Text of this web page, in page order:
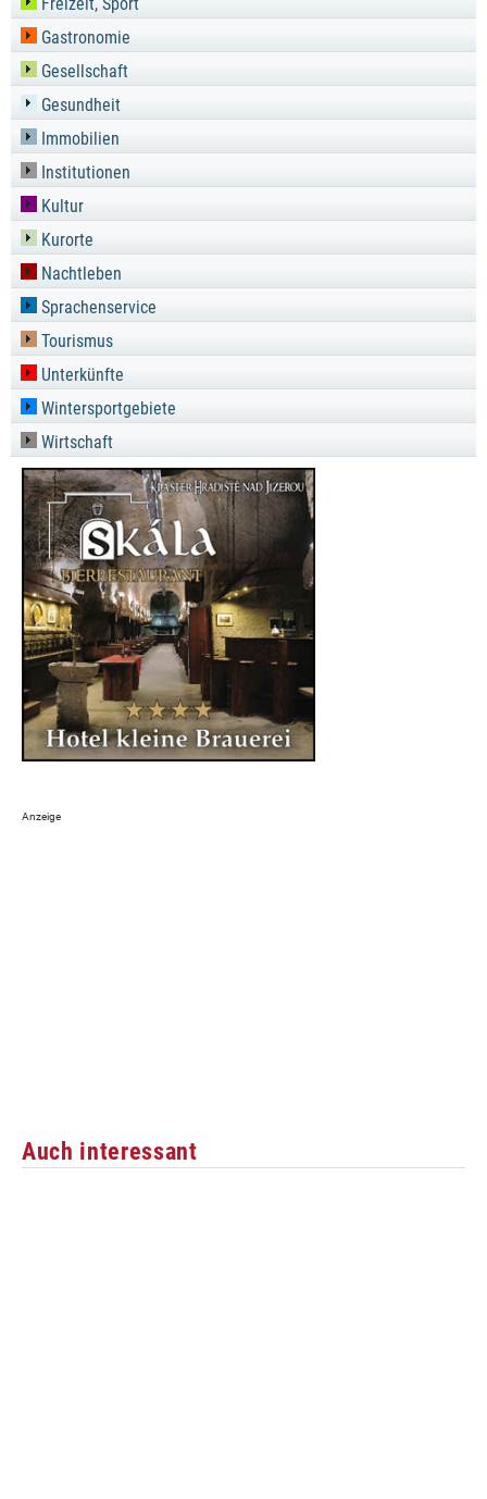
Gastronomie
Gesellschaft
Gesundheit
Immobilien
Institutionen
Kultur
Kurorte
Nachtleben
Sprachenservice
Tourismus
Unterkünfte
Wintersportgebiete
Wirtschaft
Auch interessant